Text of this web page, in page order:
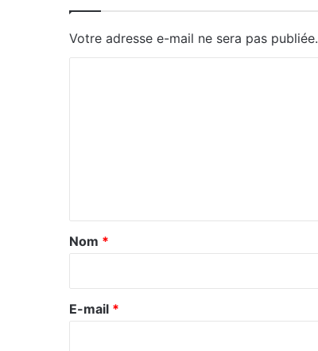
Votre adresse e-mail ne sera pas publiée.
a
r
e
Nom *
E-mail *